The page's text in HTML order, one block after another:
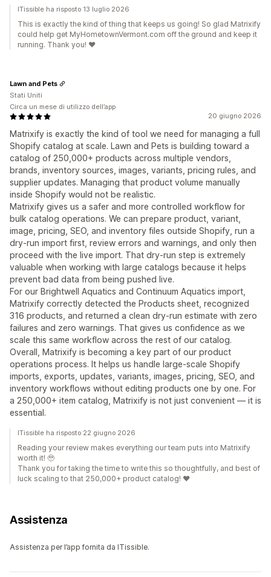
ITissible ha risposto 13 luglio 2026
This is exactly the kind of thing that keeps us going! So glad Matrixify
could help get MyHometownVermont.com off the ground and keep it
running. Thank you! ❤️
20 giugno 2026
Matrixify is exactly the kind of tool we need for managing a full
Shopify catalog at scale. Lawn and Pets is building toward a
catalog of 250,000+ products across multiple vendors,
brands, inventory sources, images, variants, pricing rules, and
supplier updates. Managing that product volume manually
inside Shopify would not be realistic.
Matrixify gives us a safer and more controlled workflow for
bulk catalog operations. We can prepare product, variant,
image, pricing, SEO, and inventory files outside Shopify, run a
dry-run import first, review errors and warnings, and only then
proceed with the live import. That dry-run step is extremely
valuable when working with large catalogs because it helps
prevent bad data from being pushed live.
For our Brightwell Aquatics and Continuum Aquatics import,
Matrixify correctly detected the Products sheet, recognized
316 products, and returned a clean dry-run estimate with zero
failures and zero warnings. That gives us confidence as we
scale this same workflow across the rest of our catalog.
Overall, Matrixify is becoming a key part of our product
operations process. It helps us handle large-scale Shopify
imports, exports, updates, variants, images, pricing, SEO, and
inventory workflows without editing products one by one. For
a 250,000+ item catalog, Matrixify is not just convenient — it is
essential.
Lawn and Pets
Stati Uniti
Circa un mese di utilizzo dell’app
ITissible ha risposto 22 giugno 2026
Reading your review makes everything our team puts into Matrixify
worth it! 🥹
Thank you for taking the time to write this so thoughtfully, and best of
luck scaling to that 250,000+ product catalog! ❤️
Assistenza
Assistenza per l’app fornita da ITissible.